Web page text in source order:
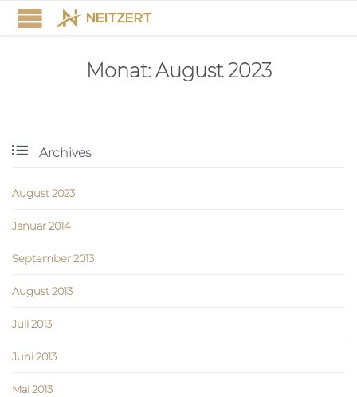
Monat: August 2023
 Archives
August 2023
Januar 2014
September 2013
August 2013
Juli 2013
Juni 2013
Mai 2013